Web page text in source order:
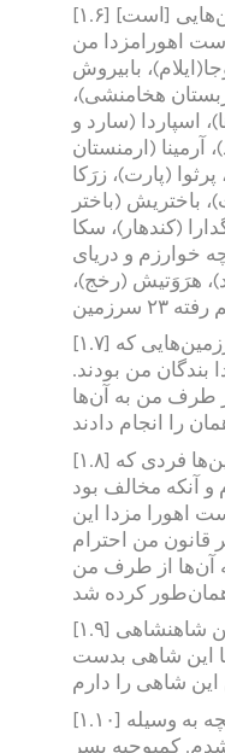
[۱.۶] داریوش شاه گوید: اینها سرزمین‌هایی [است]
اهورامزدا من
بابیروش
هخامنشی)،
اسپاردا (سارد و
آرمینا (ارمنستان
پرثوا (پارت)، زرَکا
باختریش (باختر
(کندهار)، سکا
خوارزم و دریای
هرَوَتیش (رخج)،
[۱.۷] داریوش شاه گوید: این [است] سرزمین‌هایی که
بندگان من بودند.
طرف من به آن‌ها
[۱.۸] داریوش شاه گوید: در این سرزمین‌ها فردی که
و آنکه مخالف بود
اهورا مزدا این
من احترام
آن‌ها از طرف من
[۱.۹] داریوش شاه گوید: اهورامزدا این شاهنشاهی
این شاهی بدست
[۱.۱۰] داریوش شاه گوید: این [است] آنچه به وسیله
کمبوجیه پسر